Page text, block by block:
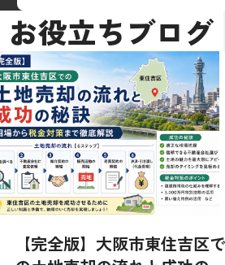
お役立ちブログ
【完全版】大阪市東住吉区で